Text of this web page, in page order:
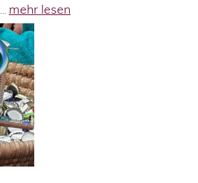
... mehr lesen